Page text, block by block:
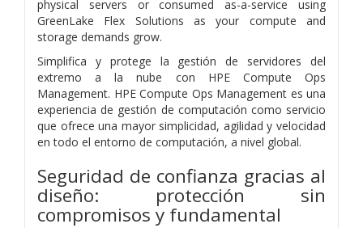
physical servers or consumed as-a-service using
GreenLake Flex Solutions as your compute and
storage demands grow.
Simplifica y protege la gestión de servidores del
extremo a la nube con HPE Compute Ops
Management. HPE Compute Ops Management es una
experiencia de gestión de computación como servicio
que ofrece una mayor simplicidad, agilidad y velocidad
en todo el entorno de computación, a nivel global.
Seguridad de confianza gracias al
diseño: protección sin
compromisos y fundamental